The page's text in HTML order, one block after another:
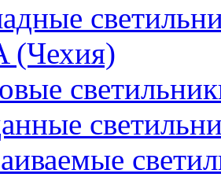
(Чехия)